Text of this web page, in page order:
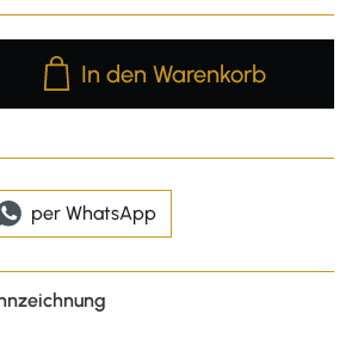
Anzahl: Gib den
In den Warenkorb
per WhatsApp